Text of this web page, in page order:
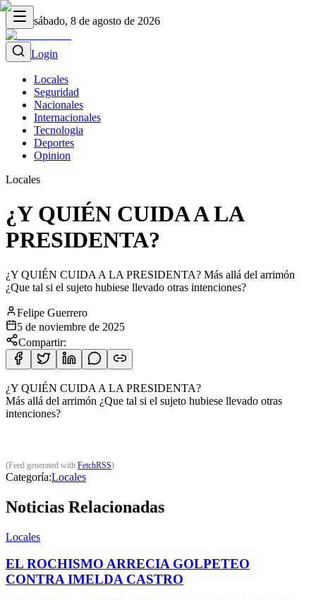
sábado, 8 de agosto de 2026
Login
Locales
Seguridad
Nacionales
Internacionales
Tecnologia
Deportes
Opinion
Locales
¿Y QUIÉN CUIDA A LA
PRESIDENTA?
¿Y QUIÉN CUIDA A LA PRESIDENTA? Más allá del arrimón
¿Que tal si el sujeto hubiese llevado otras intenciones?
Felipe Guerrero
5 de noviembre de 2025
Compartir:
¿Y QUIÉN CUIDA A LA PRESIDENTA?
Más allá del arrimón ¿Que tal si el sujeto hubiese llevado otras
intenciones?
(Feed generated with FetchRSS)
Categoría:Locales
Noticias Relacionadas
Locales
EL ROCHISMO ARRECIA GOLPETEO
CONTRA IMELDA CASTRO